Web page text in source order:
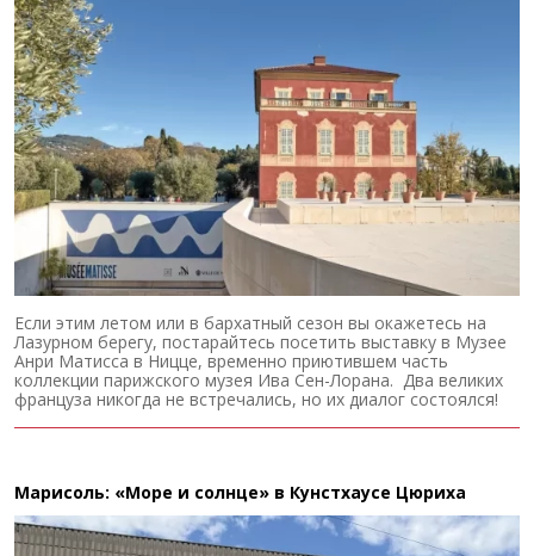
Если этим летом или в бархатный сезон вы окажетесь на
Лазурном берегу, постарайтесь посетить выставку в Музее
Анри Матисса в Ницце, временно приютившем часть
коллекции парижского музея Ива Сен-Лорана. Два великих
француза никогда не встречались, но их диалог состоялся!
Марисоль: «Море и солнце» в Кунстхаусе Цюриха